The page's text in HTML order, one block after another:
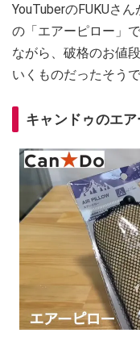
YouTuberのFUKUさ
の「エアーピロー」
ながら、破格のお値
いくものだったそうで
キャンドゥのエ